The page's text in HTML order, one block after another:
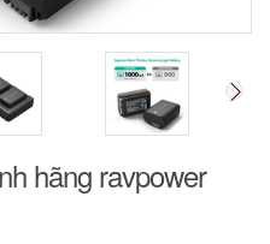
hãng ravpower